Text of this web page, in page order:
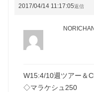
2017/04/14 11:17:05返信
W15:4/10週ツアー＆
◇マラケシュ250